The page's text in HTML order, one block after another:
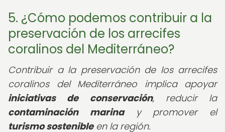
5. ¿Cómo podemos contribuir a la
preservación de los arrecifes
coralinos del Mediterráneo?
Contribuir a la preservación de los arrecifes
coralinos del Mediterráneo implica apoyar
iniciativas de conservación, reducir la
contaminación marinay promover el
turismo sostenibleen la región.